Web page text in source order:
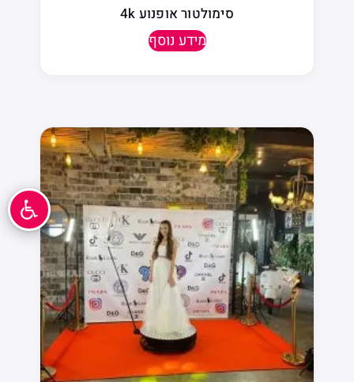
סימולטור אופנוע 4k
מידע נוסף